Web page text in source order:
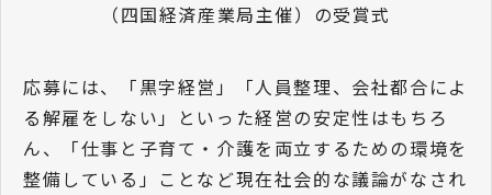
（四国経済産業局主催）の受賞式
応募には、「黒字経営」「人員整理、会社都合によ
る解雇をしない」といった経営の安定性はもちろ
ん、「仕事と子育て・介護を両立するための環境を
整備している」ことなど現在社会的な議論がなされ